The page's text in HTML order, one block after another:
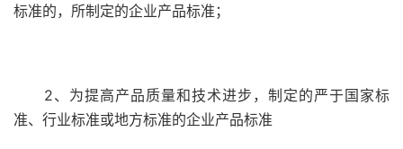
标准的，所制定的企业产品标准；
2、为提高产品质量和技术进步，制定的严于国家标
准、行业标准或地方标准的企业产品标准